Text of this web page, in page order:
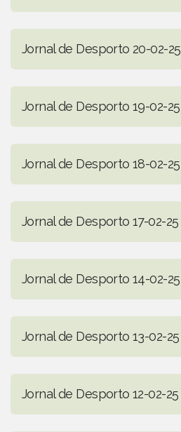
Jornal de Desporto 20-02-25
Jornal de Desporto 19-02-25
Jornal de Desporto 18-02-25
Jornal de Desporto 17-02-25
Jornal de Desporto 14-02-25
Jornal de Desporto 13-02-25
Jornal de Desporto 12-02-25